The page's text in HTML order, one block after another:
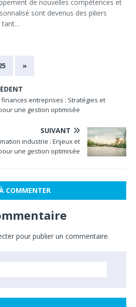
de nouvelles compétences et
sont devenus des piliers
tant…
»
finances entreprises : Stratégies et
une gestion optimisée
SUIVANT
industrie : Enjeux et
une gestion optimisée
COMMENTER
pour publier un commentaire.